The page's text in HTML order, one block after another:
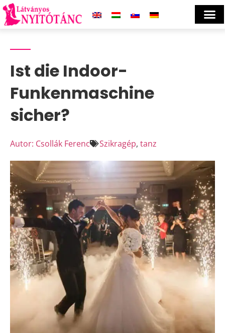
Ist die Indoor-
Funkenmaschine
sicher?
Autor: Csollák Ferenc Szikragép, tanz